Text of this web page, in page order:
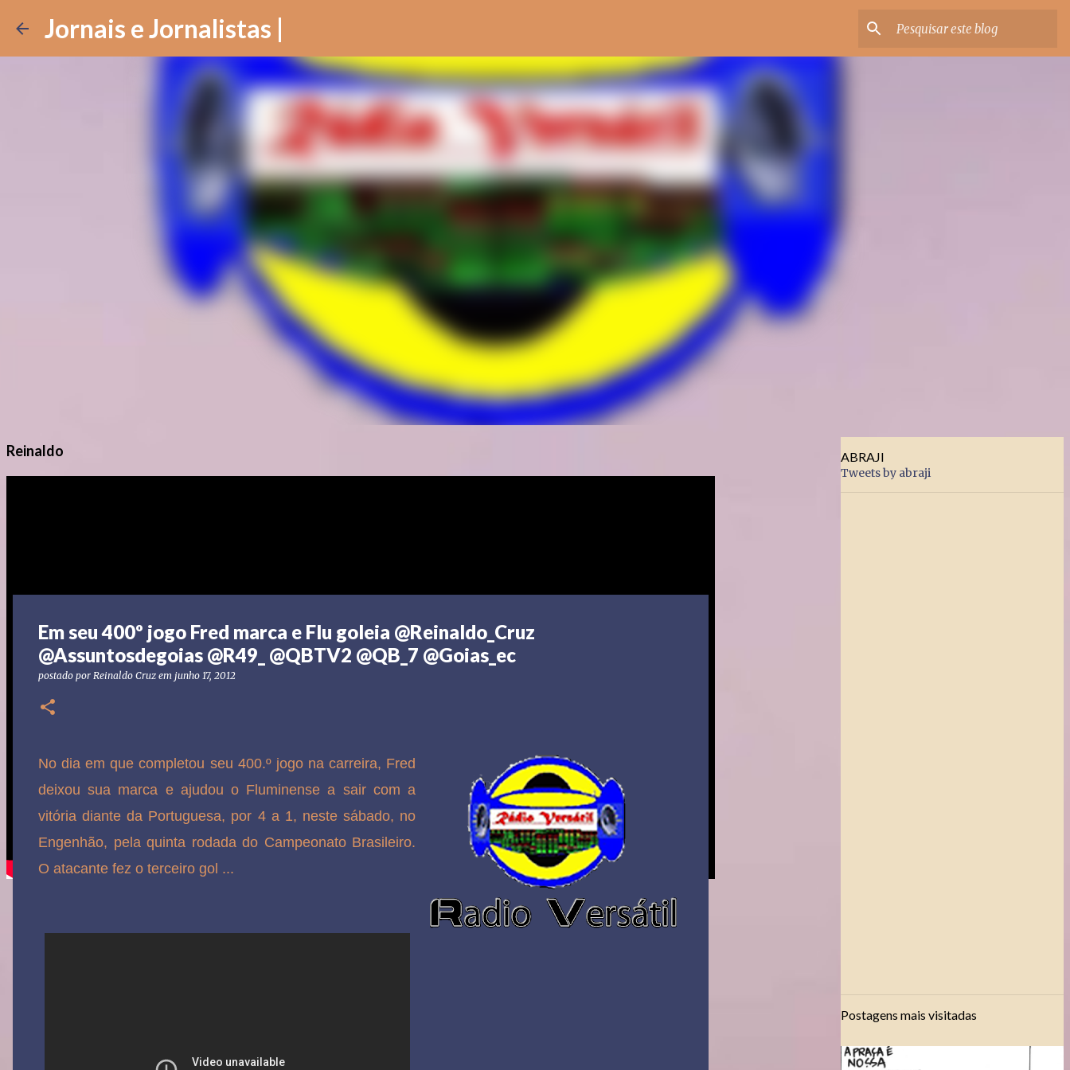
Jornais e Jornalistas |
Reinaldo
Em seu 400º jogo Fred marca e Flu goleia @Reinaldo_Cruz
@Assuntosdegoias @R49_ @QBTV2 @QB_7 @Goias_ec
postado por Reinaldo Cruz em junho 17, 2012
No dia em que completou seu 400.º jogo na carreira, Fred
deixou sua marca e ajudou o Fluminense a sair com a
vitória diante da Portuguesa, por 4 a 1, neste sábado, no
Engenhão, pela quinta rodada do Campeonato Brasileiro.
O atacante fez o terceiro gol ...
ABRAJI
Tweets by abraji
Postagens mais visitadas